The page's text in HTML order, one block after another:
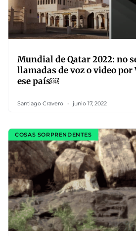
Mundial de Qatar 2022: no
llamadas de voz o video por
ese país￼
Santiago Cravero junio 17, 2022
COSAS SORPRENDENTES